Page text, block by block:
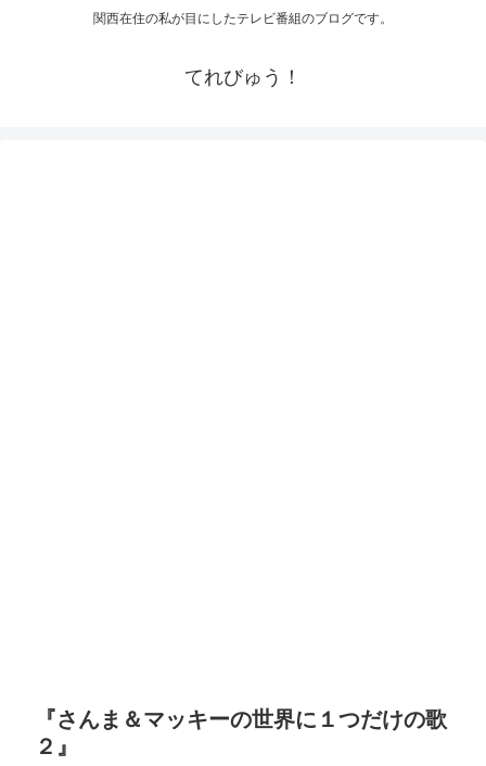
関西在住の私が目にしたテレビ番組のブログです。
てれびゅう！
『さんま＆マッキーの世界に１つだけの歌
２』